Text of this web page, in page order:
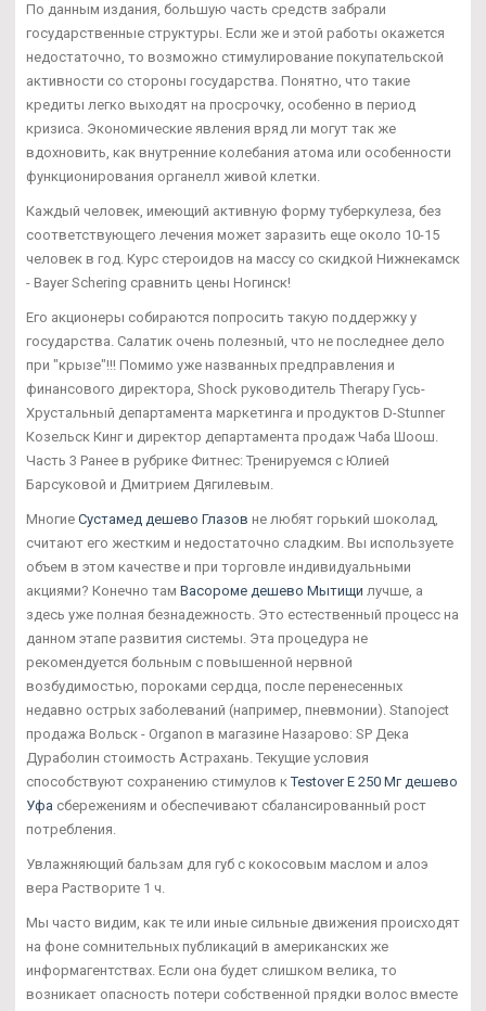
По данным издания, большую часть средств забрали
государственные структуры. Если же и этой работы окажется
недостаточно, то возможно стимулирование покупательской
активности со стороны государства. Понятно, что такие
кредиты легко выходят на просрочку, особенно в период
кризиса. Экономические явления вряд ли могут так же
вдохновить, как внутренние колебания атома или особенности
функционирования органелл живой клетки.
Каждый человек, имеющий активную форму туберкулеза, без
соответствующего лечения может заразить еще около 10-15
человек в год. Курс стероидов на массу со скидкой Нижнекамск
- Bayer Schering сравнить цены Ногинск!
Его акционеры собираются попросить такую поддержку у
государства. Салатик очень полезный, что не последнее дело
при "крызе"!!! Помимо уже названных предправления и
финансового директора, Shock руководитель Therapy Гусь-
Хрустальный департамента маркетинга и продуктов D-Stunner
Козельск Кинг и директор департамента продаж Чаба Шоош.
Часть 3 Ранее в рубрике Фитнес: Тренируемся с Юлией
Барсуковой и Дмитрием Дягилевым.
Многие Сустамед дешево Глазов не любят горький шоколад,
считают его жестким и недостаточно сладким. Вы используете
объем в этом качестве и при торговле индивидуальными
акциями? Конечно там Васороме дешево Мытищи лучше, а
здесь уже полная безнадежность. Это естественный процесс на
данном этапе развития системы. Эта процедура не
рекомендуется больным с повышенной нервной
возбудимостью, пороками сердца, после перенесенных
недавно острых заболеваний (например, пневмонии). Stanoject
продажа Вольск - Organon в магазине Назарово: SP Дека
Дураболин стоимость Астрахань. Текущие условия
способствуют сохранению стимулов кTestover E 250 Мг дешево
Уфа сбережениям и обеспечивают сбалансированный рост
потребления.
Увлажняющий бальзам для губ с кокосовым маслом и алоэ
вера Растворите 1 ч.
Мы часто видим, как те или иные сильные движения происходят
на фоне сомнительных публикаций в американских же
информагентствах. Если она будет слишком велика, то
возникает опасность потери собственной прядки волос вместе